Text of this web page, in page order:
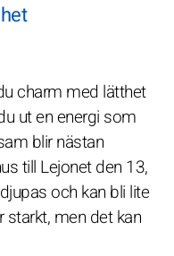
charm med lätthet
ut en energi som
blir nästan
till Lejonet den 13,
och kan bli lite
starkt, men det kan